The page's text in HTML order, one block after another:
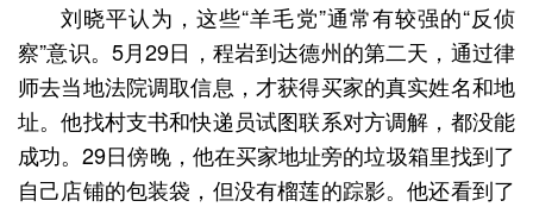
刘晓平认为，这些“羊毛党”通常有较强的“反侦
察”意识。5月29日，程岩到达德州的第二天，通过律
师去当地法院调取信息，才获得买家的真实姓名和地
址。他找村支书和快递员试图联系对方调解，都没能
成功。29日傍晚，他在买家地址旁的垃圾箱里找到了
自己店铺的包装袋，但没有榴莲的踪影。他还看到了